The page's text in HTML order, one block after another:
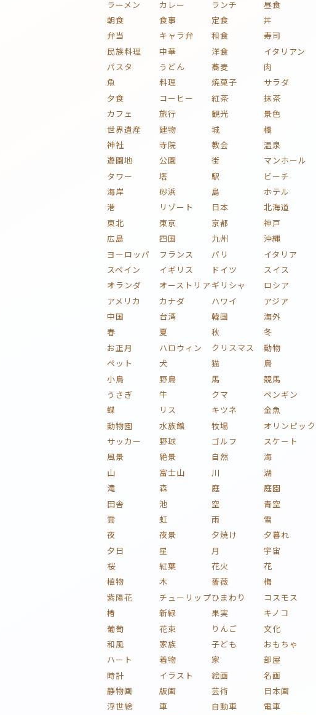
ラーメン
カレー ランチ
昼食
朝食
食事 定食
丼
弁当
キャラ弁 和食
寿司
民族料理
中華 洋食
イタリアン
パスタ
うどん 蕎麦
肉
魚
料理 焼菓子
サラダ
夕食
コーヒー 紅茶
抹茶
カフェ
旅行 観光
景色
世界遺産
建物 城
橋
神社
寺院 教会
温泉
遊園地
公園 街
マンホール
タワー
塔 駅
ビーチ
海岸
砂浜 島
ホテル
港
リゾート 日本
北海道
東北
東京 京都
神戸
広島
四国 九州
沖縄
ヨーロッパ
フランス パリ
イタリア
スペイン
イギリス ドイツ
スイス
オランダ
オーストリア ギリシャ
ロシア
アメリカ
カナダ ハワイ
アジア
中国
台湾 韓国
海外
春
夏 秋
冬
お正月
ハロウィン クリスマス
動物
ペット
犬 猫
鳥
小鳥
野鳥 馬
競馬
うさぎ
牛 クマ
ペンギン
蝶
リス キツネ
金魚
動物園
水族館 牧場
オリンピック
サッカー
野球 ゴルフ
スケート
風景
絶景 自然
海
山
富士山 川
湖
滝
森 庭
庭園
田舎
池 空
青空
雲
虹 雨
雪
夜
夜景 夕焼け
夕暮れ
夕日
星 月
宇宙
桜
紅葉 花火
花
植物
木 薔薇
梅
紫陽花
チューリップひまわり
コスモス
椿
新緑 果実
キノコ
葡萄
花束 りんご
文化
和風
家族 子ども
おもちゃ
ハート
着物 家
部屋
時計
イラスト 絵画
名画
静物画
版画 芸術
日本画
浮世絵
車 自動車
電車